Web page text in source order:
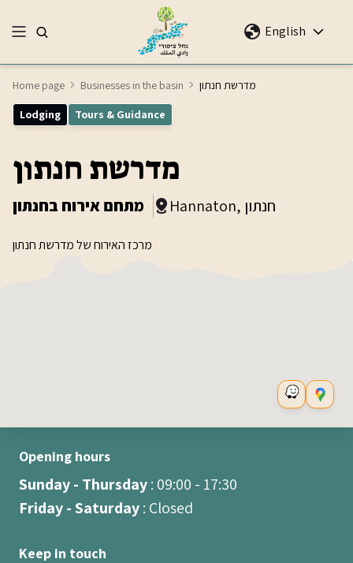
English
Home page Businesses in the basin מדרשת חנתון
Lodging Tours & Guidance
מדרשת חנתון
מתחם אירוח בחנתון Hannaton, חנתון
מרכז האירוח של מדרשת חנתון
Opening hours
Sunday - Thursday: 09:00 - 17:30
Friday - Saturday: Closed
Keep in touch